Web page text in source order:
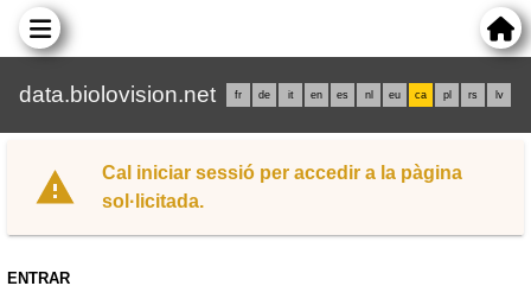
data.biolovision.net fr de it en es nl eu ca pl rs lv
Cal iniciar sessió per accedir a la pàgina
sol·licitada.
ENTRAR